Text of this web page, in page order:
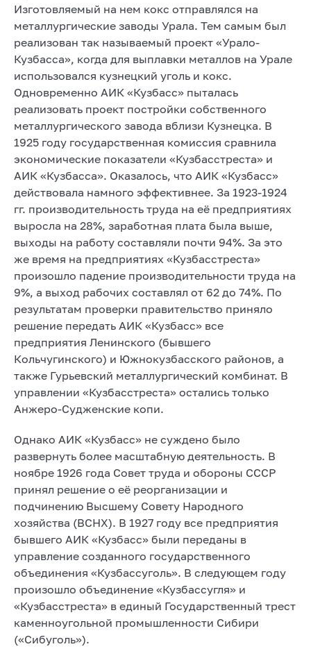
Изготовляемый на нем кокс отправлялся на
металлургические заводы Урала. Тем самым был
реализован так называемый проект «Урало-
Кузбасса», когда для выплавки металлов на Урале
использовался кузнецкий уголь и кокс.
Одновременно АИК «Кузбасс» пыталась
реализовать проект постройки собственного
металлургического завода вблизи Кузнецка. В
1925 году государственная комиссия сравнила
экономические показатели «Кузбасстреста» и
АИК «Кузбасса». Оказалось, что АИК «Кузбасс»
действовала намного эффективнее. За 1923-1924
гг. производительность труда на её предприятиях
выросла на 28%, заработная плата была выше,
выходы на работу составляли почти 94%. За это
же время на предприятиях «Кузбасстреста»
произошло падение производительности труда на
9%, а выход рабочих составлял от 62 до 74%. По
результатам проверки правительство приняло
решение передать АИК «Кузбасс» все
предприятия Ленинского (бывшего
Кольчугинского) и Южнокузбасского районов, а
также Гурьевский металлургический комбинат. В
управлении «Кузбасстреста» остались только
Анжеро-Судженские копи.
Однако АИК «Кузбасс» не суждено было
развернуть более масштабную деятельность. В
ноябре 1926 года Совет труда и обороны СССР
принял решение о её реорганизации и
подчинению Высшему Совету Народного
хозяйства (ВСНХ). В 1927 году все предприятия
бывшего АИК «Кузбасс» были переданы в
управление созданного государственного
объединения «Кузбассуголь». В следующем году
произошло объединение «Кузбассугля» и
«Кузбасстреста» в единый Государственный трест
каменноугольной промышленности Сибири
(«Сибуголь»).